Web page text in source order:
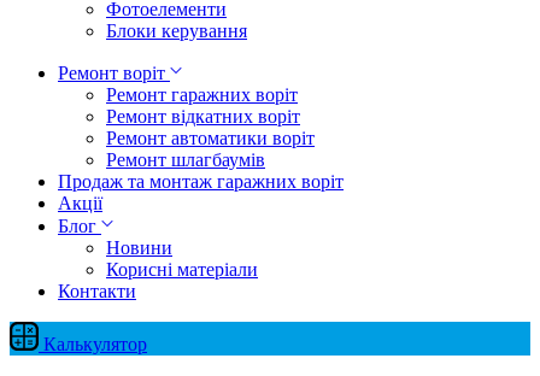
Фотоелементи
Блоки керування
Ремонт воріт
Ремонт гаражних воріт
Ремонт відкатних воріт
Ремонт автоматики воріт
Ремонт шлагбаумів
Продаж та монтаж гаражних воріт
Акції
Блог
Новини
Корисні матеріали
Контакти
Калькулятор